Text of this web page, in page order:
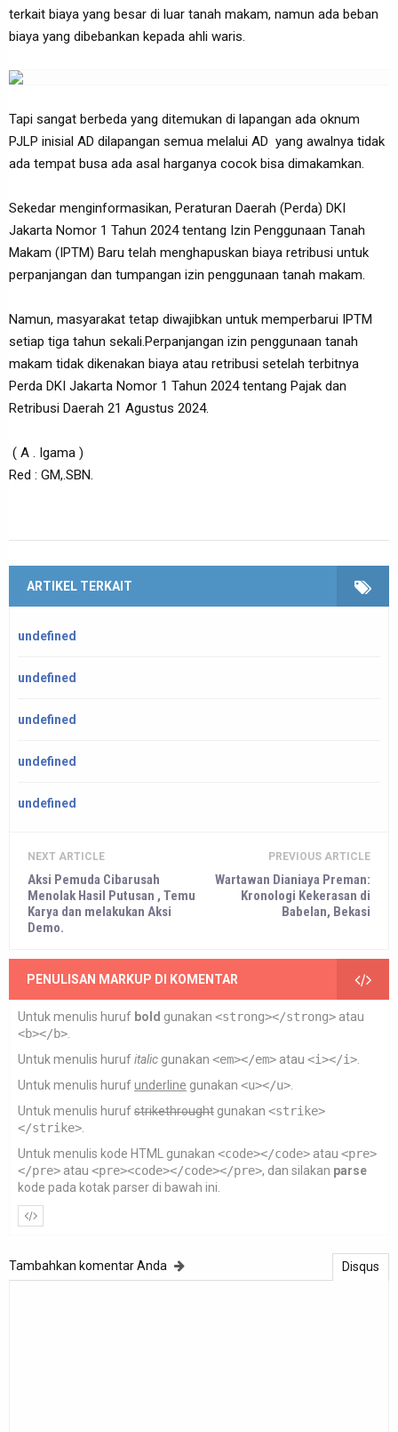
terkait biaya yang besar di luar tanah makam, namun ada beban
biaya yang dibebankan kepada ahli waris.
Tapi sangat berbeda yang ditemukan di lapangan ada oknum
PJLP inisial AD dilapangan semua melalui AD yang awalnya tidak
ada tempat busa ada asal harganya cocok bisa dimakamkan.
Sekedar menginformasikan, Peraturan Daerah (Perda) DKI
Jakarta Nomor 1 Tahun 2024 tentang Izin Penggunaan Tanah
Makam (IPTM) Baru telah menghapuskan biaya retribusi untuk
perpanjangan dan tumpangan izin penggunaan tanah makam.
Namun, masyarakat tetap diwajibkan untuk memperbarui IPTM
setiap tiga tahun sekali.Perpanjangan izin penggunaan tanah
makam tidak dikenakan biaya atau retribusi setelah terbitnya
Perda DKI Jakarta Nomor 1 Tahun 2024 tentang Pajak dan
Retribusi Daerah 21 Agustus 2024.
( A . Igama )
Red : GM,.SBN.
ARTIKEL TERKAIT
undefined
undefined
undefined
undefined
undefined
NEXT ARTICLE
Aksi Pemuda Cibarusah
Menolak Hasil Putusan , Temu
Karya dan melakukan Aksi
Demo.
PREVIOUS ARTICLE
Wartawan Dianiaya Preman:
Kronologi Kekerasan di
Babelan, Bekasi
PENULISAN MARKUP DI KOMENTAR
Untuk menulis huruf bold gunakan <strong></strong> atau
<b></b>.
Untuk menulis hurufitalic gunakan <em></em> atau <i></i>.
Untuk menulis hurufunderline gunakan <u></u>.
Untuk menulis hurufstrikethrought gunakan <strike>
</strike>.
Untuk menulis kode HTML gunakan <code></code> atau <pre>
</pre> atau <pre><code></code></pre>, dan silakan parse
kode pada kotak parser di bawah ini.
Disqus
Tambahkan komentar Anda